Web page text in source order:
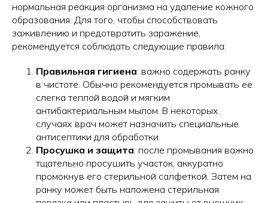
нормальная реакция организма на удаление кожного
образования. Для того, чтобы способствовать
заживлению и предотвратить заражение,
рекомендуется соблюдать следующие правила:
Правильная гигиена: важно содержать ранку
в чистоте. Обычно рекомендуется промывать ее
слегка теплой водой и мягким
антибактериальным мылом. В некоторых
случаях врач может назначить специальные
антисептики для обработки.
Просушка и защита: после промывания важно
тщательно просушить участок, аккуратно
промокнув его стерильной салфеткой. Затем на
ранку может быть наложена стерильная